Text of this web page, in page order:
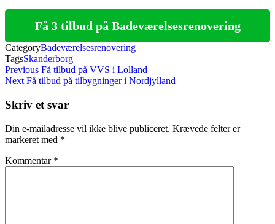
Få 3 tilbud på Badeværelsesrenovering
CategoryBadeværelsesrenovering
TagsSkanderborg
Indlægsnavigation
Previous
Post
Previous Få tilbud på VVS i Lolland
Next
Next Få tilbud på tilbygninger i Nordjylland
Skriv et svar
Din e-mailadresse vil ikke blive publiceret. Krævede felter er
markeret med *
Kommentar *